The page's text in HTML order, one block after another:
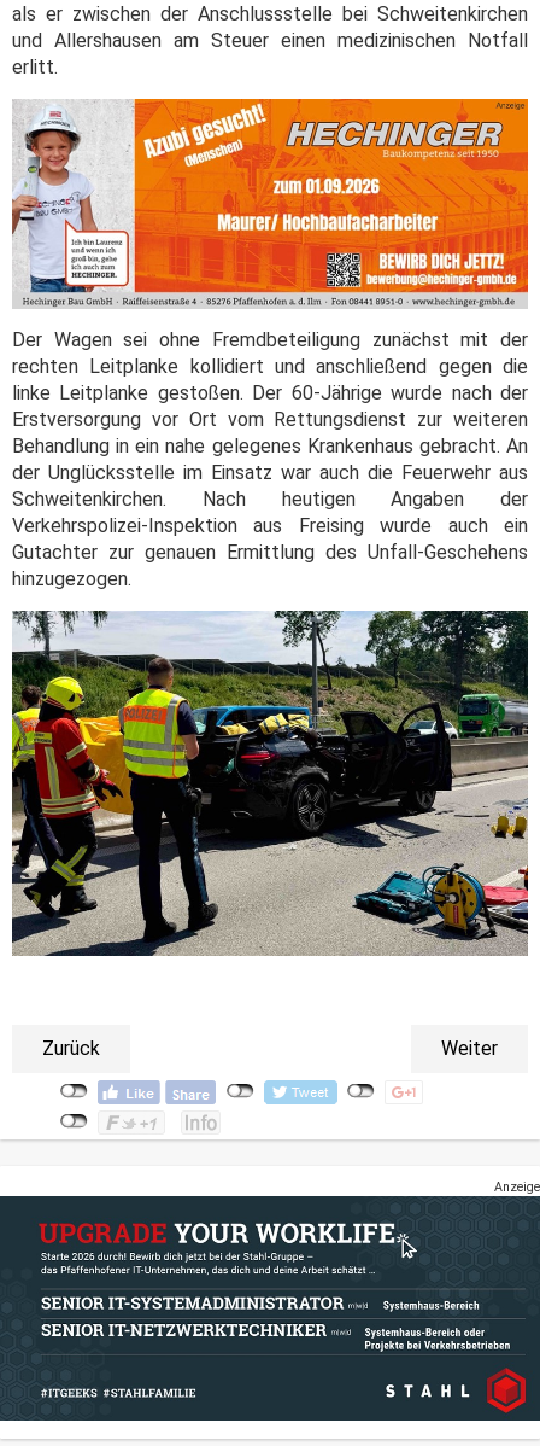
als er zwischen der Anschlussstelle bei Schweitenkirchen
und Allershausen am Steuer einen medizinischen Notfall
erlitt.
Der Wagen sei ohne Fremdbeteiligung zunächst mit der
rechten Leitplanke kollidiert und anschließend gegen die
linke Leitplanke gestoßen. Der 60-Jährige wurde nach der
Erstversorgung vor Ort vom Rettungsdienst zur weiteren
Behandlung in ein nahe gelegenes Krankenhaus gebracht. An
der Unglücksstelle im Einsatz war auch die Feuerwehr aus
Schweitenkirchen. Nach heutigen Angaben der
Verkehrspolizei-Inspektion aus Freising wurde auch ein
Gutachter zur genauen Ermittlung des Unfall-Geschehens
hinzugezogen.
Zurück Weiter
Anzeige